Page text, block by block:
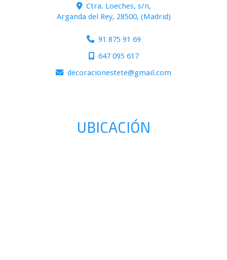
Ctra. Loeches, s/n,
Arganda del Rey, 28500, (Madrid)
91 875 91 69
647 095 617
decoracionestete
gmail.com
UBICACIÓN